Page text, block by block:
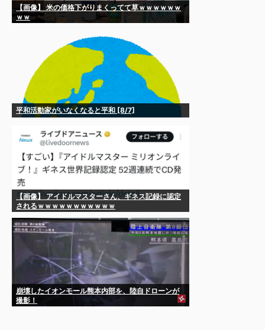
【画像】 米の価格下がりまくってて草ｗｗｗｗｗｗ
ｗｗ
平和活動家がいなくなると平和 [8/7]
【画像】 アイドルマスターさん、ギネス記録に認定
されるｗｗｗｗｗｗｗｗｗｗｗ
崩壊したイオンモール熊本内部を、陸自ドローンが
撮影！